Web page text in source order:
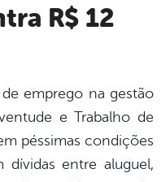
R$ 12
emprego na gestão
e Trabalho de
péssimas condições
entre aluguel,